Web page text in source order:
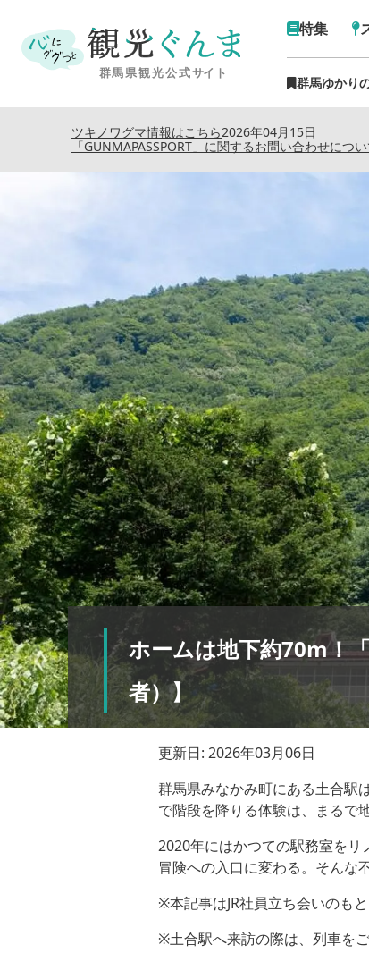
特集
群馬ゆかり
2026年04月15日
ツキノワグマ情報はこちら
「GUNMAPASSPORT」に関するお問い合わせについ
トップ›特集記事
ホームは地下約70m！
者）】
更新日: 2026年03月06日
群馬県みなかみ町にある土合駅
で階段を降りる体験は、まるで
2020年にはかつての駅務室をリ
冒険への入口に変わる。そんな
※本記事はJR社員立ち会いのも
※土合駅へ来訪の際は、列車をご